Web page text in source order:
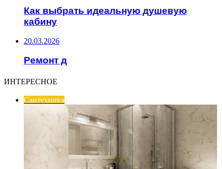
Как выбрать идеальную душевую
кабину
20.03.2026
Ремонт д
ИНТЕРЕСНОЕ
Сантехника